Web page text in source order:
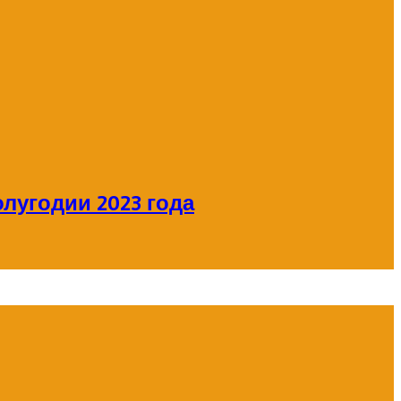
2023 года